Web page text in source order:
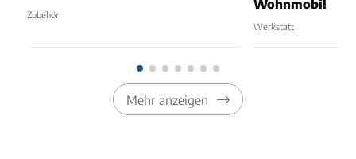
Zubehör
Wohnmobil
Werkstatt
Mehr anzeigen